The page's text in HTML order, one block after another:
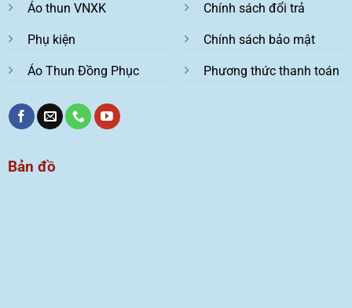
Áo thun VNXK
Phụ kiện
Áo Thun Đồng Phục
Chính sách đổi trả
Chính sách bảo mật
Phương thức thanh toán
Bản đồ